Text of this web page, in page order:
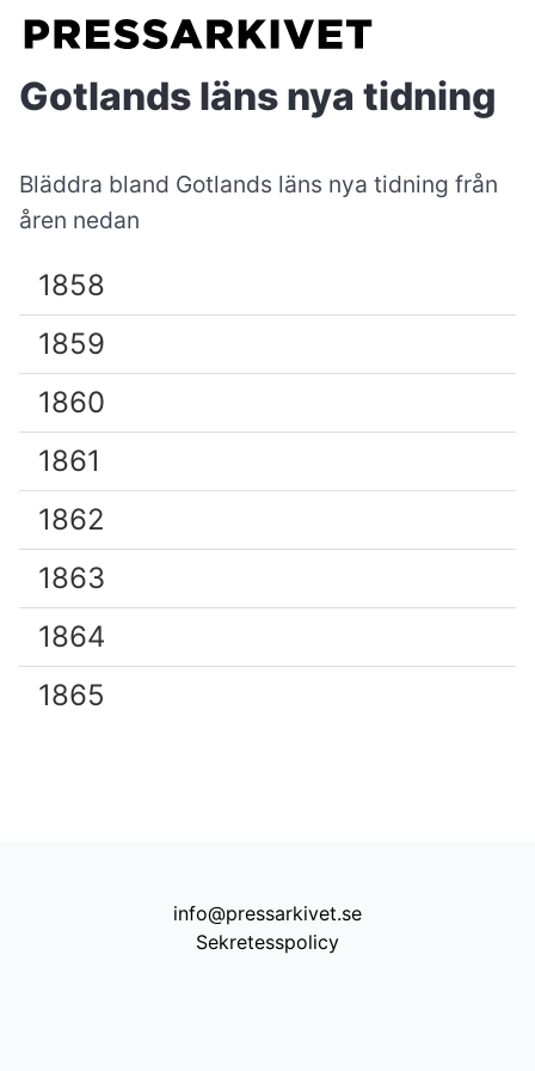
Gotlands läns nya tidning
Bläddra bland Gotlands läns nya tidning från
åren nedan
1858
1859
1860
1861
1862
1863
1864
1865
info@pressarkivet.se
Sekretesspolicy